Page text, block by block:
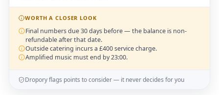
WORTH A CLOSER LOOK
Final numbers due 30 days before — the balance is non-
refundable after that date.
Outside catering incurs a £400 service charge.
Amplified music must end by 23:00.
Dropory flags points to consider — it never decides for you